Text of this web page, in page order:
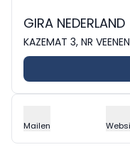
GIRA NEDERLAND
KAZEMAT 3, NR
Mailen